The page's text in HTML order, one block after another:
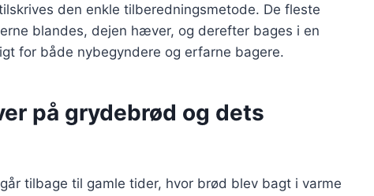
den enkle tilberedningsmetode. De fleste
blandes, dejen hæver, og derefter bages i en
for både nybegyndere og erfarne bagere.
på grydebrød og dets
tilbage til gamle tider, hvor brød blev bagt i varme